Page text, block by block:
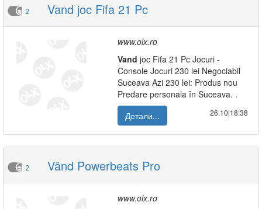
2 Vand joc Fifa 21 Pc
www.olx.ro
Vand joc Fifa 21 Pc Jocuri -
Console Jocuri 230 lei Negociabil
Suceava Azi 230 lei: Produs nou
Predare personala în Suceava. .
Детали...
26.10|18:38
2 Vând Powerbeats Pro
www.olx.ro